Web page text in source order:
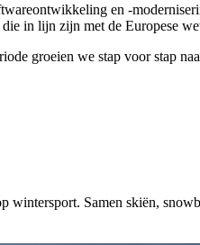
en -
die in lijn zijn met de Europese
groeien we stap voor stap
wintersport. Samen skiën,